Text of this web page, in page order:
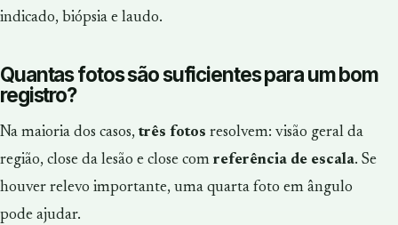
indicado, biópsia e laudo.
Quantas fotos são suficientes para um bom
registro?
Na maioria dos casos, três fotos resolvem: visão geral da
região, close da lesão e close com referência de escala. Se
houver relevo importante, uma quarta foto em ângulo
pode ajudar.